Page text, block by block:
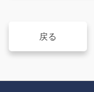
戻る